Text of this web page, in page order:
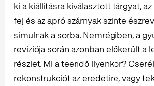
ki a kiállításra kiválasztott tárgyat,
fej és az apró szárnyak szinte
simulnak a sorba. Nemrégiben, a
revíziója során azonban előkerült a
részlet. Mi a teendő ilyenkor?
rekonstrukciót az eredetire, vagy